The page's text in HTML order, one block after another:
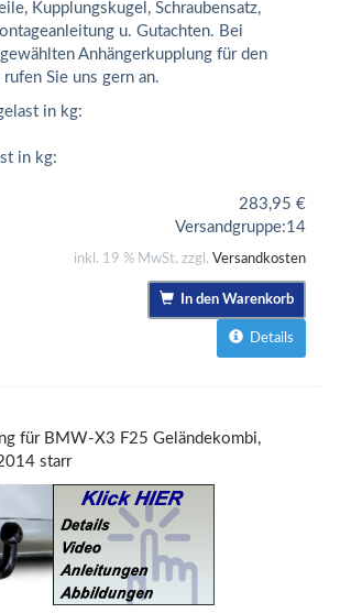
Kupplungskugel, Schraubensatz,
u. Gutachten. Bei
Anhängerkupplung für den
Sie uns gern an.
in kg:
in kg:
283,95 €
Versandgruppe:14
inkl. 19 % MwSt. zzgl. Versandkosten
In den Warenkorb
Details
für BMW-X3 F25 Geländekombi,
starr